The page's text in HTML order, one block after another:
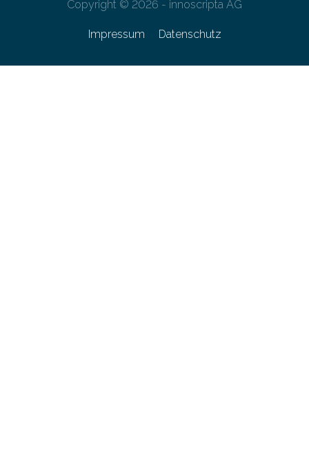
Copyright © 2026 - innoscripta AG
Impressum Datenschutz